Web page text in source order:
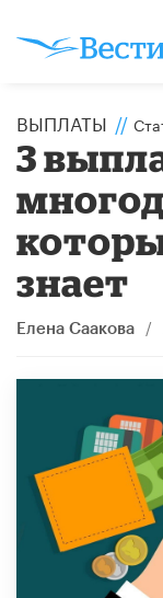
ВЫПЛАТЫ //
3
знает
Елена Саакова /